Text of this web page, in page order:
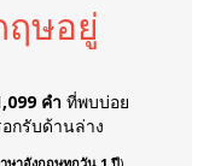
ฤษอยู่
คำ ที่พบบ่อย
อกรับด้านล่าง